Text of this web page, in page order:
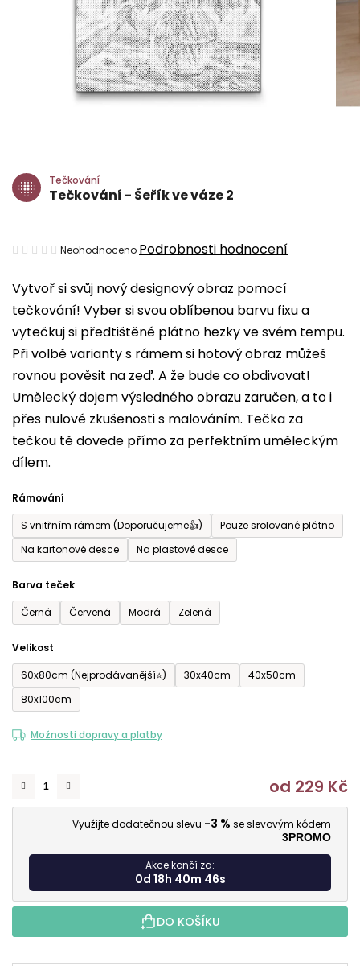
Vytvoř si svůj nový designový obraz pomocí
tečkování! Vyber si svou oblíbenou barvu fixu a
vytečkuj si předtištěné plátno hezky ve svém tempu.
Při volbě varianty s rámem si hotový obraz můžeš
rovnou pověsit na zeď. A že bude co obdivovat!
Umělecký dojem výsledného obrazu zaručen, a to i
přes nulové zkušenosti s malováním. Tečka za
tečkou tě dovede přímo za perfektním uměleckým
dílem.
Rámování
S vnitřním rámem (Doporučujeme👍)
Pouze srolované plátno
Na kartonové desce
Na plastové desce
Barva teček
Černá
Červená Modrá Zelená
Velikost
60x80cm (Nejprodávanější⭐)
30x40cm
40x50cm
80x100cm
Možnosti dopravy a platby
od 229 Kč
Využijte dodatečnou slevu -3 % se slevovým kódem
3PROMO
Akce končí za:
0d 18h 40m 45s
DO KOŠÍKU
Tečkování
Tečkování - Šeřík ve váze 2
Průměrné
produktu
je
0,0
z
5
hvězdiček.
Neohodnoceno Podrobnosti hodnocení